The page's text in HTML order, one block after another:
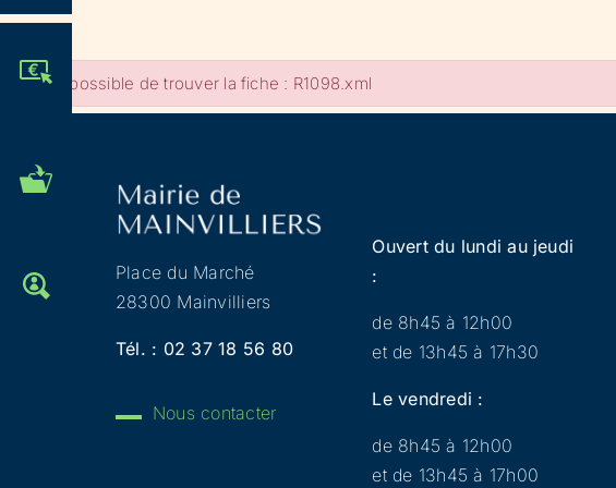
ADMINISTRATIVES
OFFRES D'EMPLOI
Impossible de trouver la fiche : R1098.xml
Place du Marché
28300 Mainvilliers
Tél. : 02 37 18 56 80
Nous contacter
Ouvert du lundi au jeudi
:
de 8h45 à 12h00
et de 13h45 à 17h30
Le vendredi :
de 8h45 à 12h00
et de 13h45 à 17h00